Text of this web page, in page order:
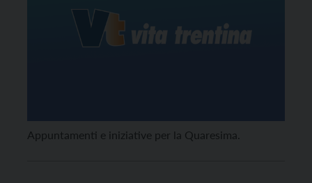
Appuntamenti e iniziative per la Quaresima.